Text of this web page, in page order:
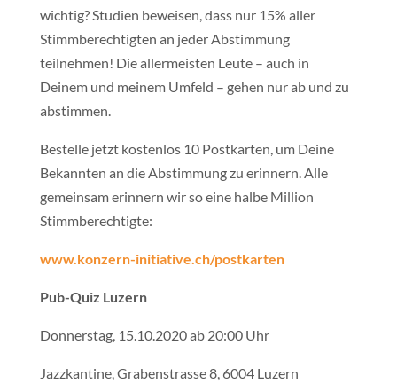
wichtig? Studien beweisen, dass nur 15% aller
Stimmberechtigten an jeder Abstimmung
teilnehmen! Die allermeisten Leute – auch in
Deinem und meinem Umfeld – gehen nur ab und zu
abstimmen.
Bestelle jetzt kostenlos 10 Postkarten, um Deine
Bekannten an die Abstimmung zu erinnern. Alle
gemeinsam erinnern wir so eine halbe Million
Stimmberechtigte:
www.konzern-initiative.ch/postkarten
Pub-Quiz Luzern
Donnerstag, 15.10.2020 ab 20:00 Uhr
Jazzkantine, Grabenstrasse 8, 6004 Luzern